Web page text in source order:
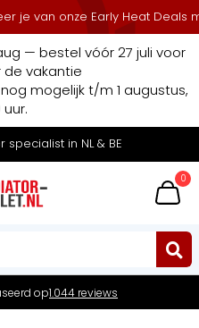
Early Heat Deals met
— bestel vóór 27 juli voor
de vakantie
mogelijk t/m 1 augustus,
uur.
in de Benelux
0
op1.044 reviews